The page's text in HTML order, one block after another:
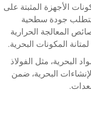
الأجهزة المثبتة على
وتتطلب جودة سطحية
المعالجة الحرارية
المكونات البحرية.
البحرية، مثل الفولاذ
البحرية، ضمن